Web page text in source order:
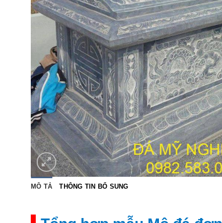
MÔ TẢ THÔNG TIN BỔ SUNG